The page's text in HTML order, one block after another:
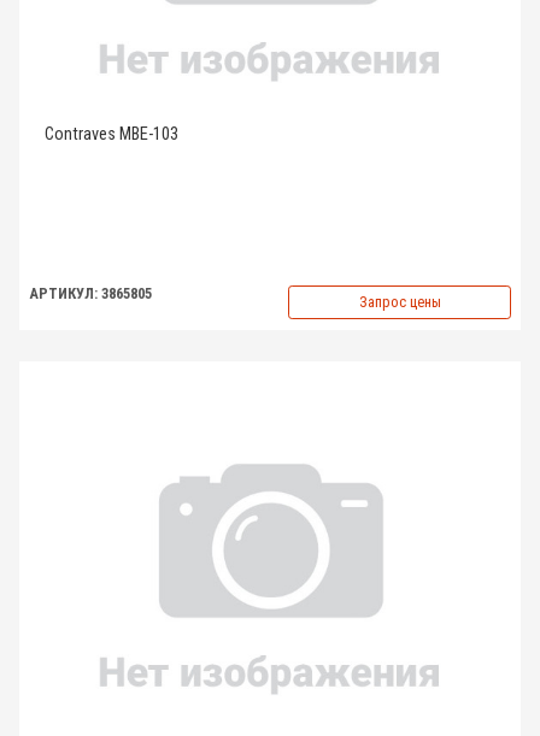
Contraves MBE-103
АРТИКУЛ: 3865805 Запрос цены